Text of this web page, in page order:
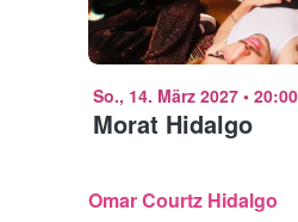
So., 14. März 2027 • 20:00
Morat Hidalgo
Omar Courtz Hidalgo